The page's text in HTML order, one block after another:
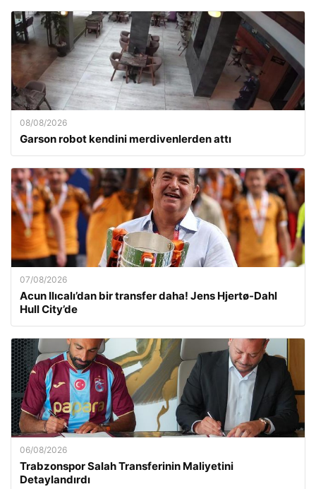
08/08/2026
Garson robot kendini merdivenlerden attı
07/08/2026
Acun Ilıcalı’dan bir transfer daha! Jens Hjertø-Dahl
Hull City’de
06/08/2026
Trabzonspor Salah Transferinin Maliyetini
Detaylandırdı